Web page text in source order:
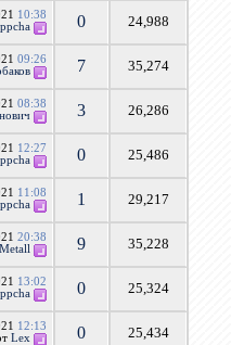
10:38
0 24,988
09:26
7 35,274
08:38
3 26,286
12:27
0 25,486
11:08
1 29,217
20:38
Metall 9 35,228
13:02
0 25,324
12:13
Lex 0 25,434